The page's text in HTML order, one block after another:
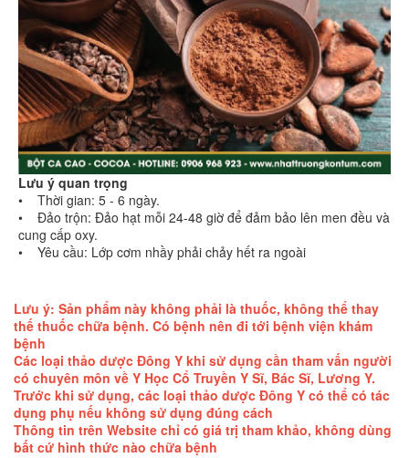
Lưu ý quan trọng
• Thời gian: 5 - 6 ngày.
• Đảo trộn: Đảo hạt mỗi 24-48 giờ để đảm bảo lên men đều và
cung cấp oxy.
• Yêu cầu: Lớp cơm nhầy phải chảy hết ra ngoài
Lưu ý: Sản phẩm này không phải là thuốc, không thể thay
thế thuốc chữa bệnh. Có bệnh nên đi tới bệnh viện khám
bệnh
Các loại thảo dược Đông Y khi sử dụng cần tham vấn người
có chuyên môn về Y Học Cổ Truyền Y Sĩ, Bác Sĩ, Lương Y.
Trước khi sử dụng, các loại thảo dược Đông Y có thể có tác
dụng phụ nếu không sử dụng đúng cách
Thông tin trên Website chỉ có giá trị tham khảo, không dùng
bất cứ hình thức nào chữa bệnh